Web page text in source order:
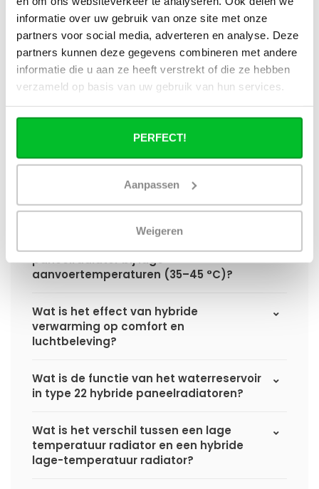
informatie over uw gebruik van onze site met onze
partners voor social media, adverteren en analyse. Deze
partners kunnen deze gegevens combineren met andere
informatie die u aan ze heeft verstrekt of die ze hebben
verzameld op basis van uw gebruik van hun services.
PERFECT!
Aanpassen
Weigeren
Wat is technisch gezien een hybride
paneelradiator?
Hoe verschilt de warmteafgifte van een
hybride paneelradiator ten opzichte van
een standaard paneelradiator?
warmteboosters ten opzichte van losse
radiatorventilatoren?
Waarom is een hybride paneelradiator
technisch geen convector?
paneelradiator bij lage
aanvoertemperaturen (35–45 °C)?
Wat is het effect van hybride
verwarming op comfort en
luchtbeleving?
Wat is de functie van het waterreservoir
in type 22 hybride paneelradiatoren?
Wat is het verschil tussen een lage
temperatuur radiator en een hybride
lage-temperatuur radiator?